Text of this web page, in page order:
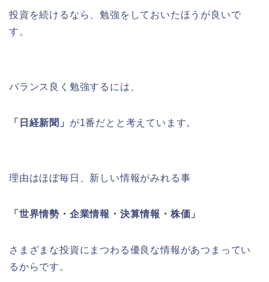
投資を続けるなら、勉強をしておいたほうが良いで
す。
バランス良く勉強するには、
「日経新聞」 が1番だとと考えています。
理由はほぼ毎日、新しい情報がみれる事
「世界情勢・企業情報・決算情報・株価」
さまざまな投資にまつわる優良な情報があつまってい
るからです。